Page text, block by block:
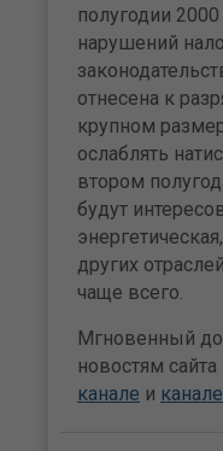
полугодии
нарушений
отнесена к
крупном
ослаблять
втором
будут
других
чаще всего.
Мгновенный
новостям сайта
канале и